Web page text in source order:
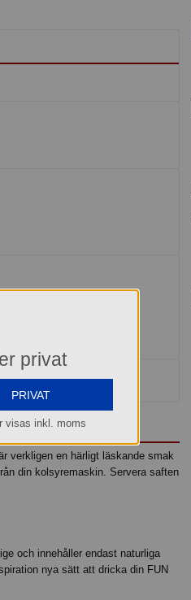
verkligen en härligt läskande smak
din kolsyremaskin. Servera saften
och innehåller endast naturliga
nya sätt att dricka din FUN
privat
PRIVAT
visas inkl. moms